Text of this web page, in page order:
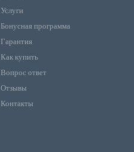
Услуги
Бонусная программа
Гарантия
Как купить
Вопрос ответ
Отзывы
Контакты